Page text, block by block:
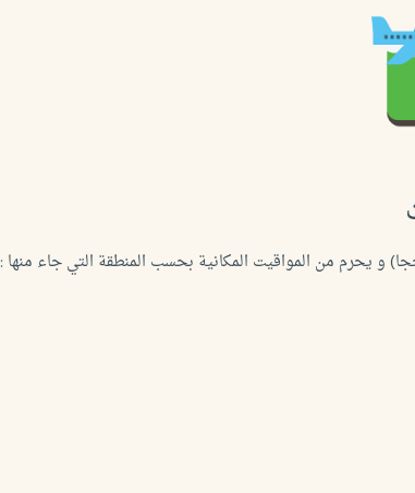
و يحرم من المواقيت المكانية بحسب المنطقة التي جاء منها :